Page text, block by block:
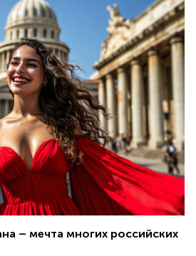
– мечта многих российских